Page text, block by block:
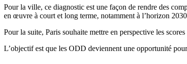
Pour la ville, ce diagnostic est une façon de rendre des
en œuvre à court et long terme, notamment à l’horizon
Pour la suite, Paris souhaite mettre en perspective les
L’objectif est que les ODD deviennent une opportunité